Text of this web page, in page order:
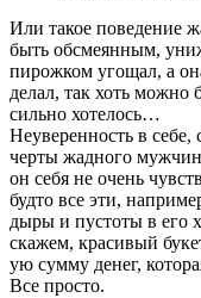
Или такое поведение
быть обсмеянным,
пирожком угощал, а
делал, так хоть можно
сильно хотелось…
Неуверенность в себе,
черты жадного
он себя не очень
будто все эти,
дыры и пустоты в его
скажем, красивый
ую сумму денег,
Все просто.